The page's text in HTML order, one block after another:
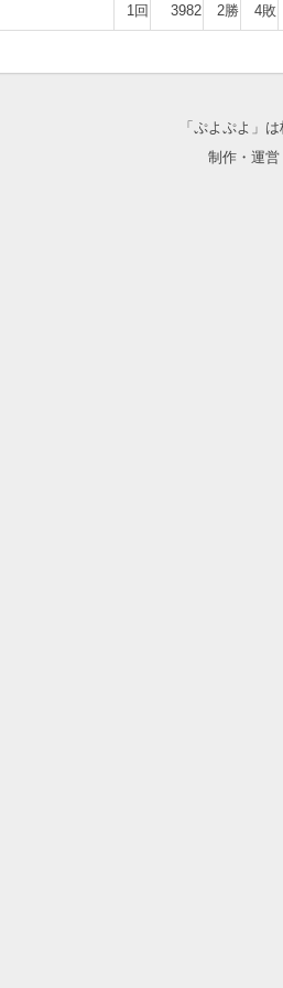
1回 3982 2勝 4敗
「ぷよぷよ」
制作・運営